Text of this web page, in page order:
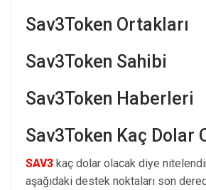
Sav3Token Ortakları
Sav3Token Sahibi
Sav3Token Haberleri
Sav3Token Kaç Dolar
SAV3 kaç dolar olacak diye
aşağıdaki destek noktaları son